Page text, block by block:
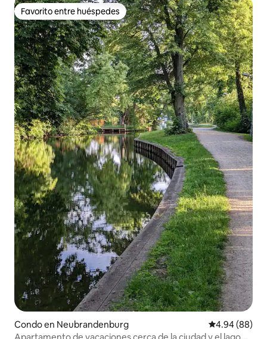
Favorito entre huéspedes
Favorito entre huéspedes
Condo en Neubrandenburg Calificación
4.94 (88)